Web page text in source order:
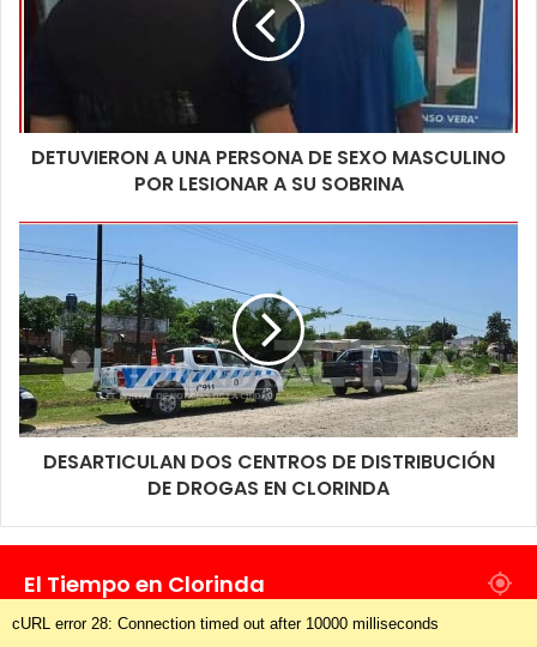
DETUVIERON A UNA PERSONA DE SEXO MASCULINO
POR LESIONAR A SU SOBRINA
DESARTICULAN DOS CENTROS DE DISTRIBUCIÓN
DE DROGAS EN CLORINDA
El Tiempo en Clorinda
cURL error 28: Connection timed out after 10000 milliseconds